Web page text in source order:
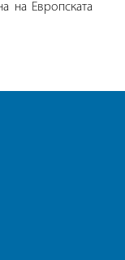
на Европската